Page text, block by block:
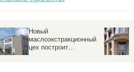
не
о
Перерасстроились.
Рынок недвижимости
Алтайского края
обгоняет соседей с